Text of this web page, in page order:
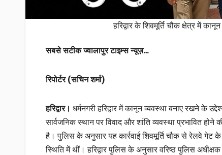
हरिद्वार के शिवमूर्ति चौक क्षेत्र में
सबसे सटीक ज्वालापुर टाइम्स न्यूज़…
रिपोर्टर (सचिन शर्मा)
हरिद्वार। धर्मनगरी हरिद्वार में कानून व्यवस्था बनाए रखने के
सार्वजनिक स्थान पर विवाद और शांति व्यवस्था प्रभावित
है। पुलिस के अनुसार यह कार्रवाई शिवमूर्ति चौक से रेलवे गेट के
स्थिति में थीं। हरिद्वार पुलिस के अनुसार वरिष्ठ पुलिस अधीक्षक